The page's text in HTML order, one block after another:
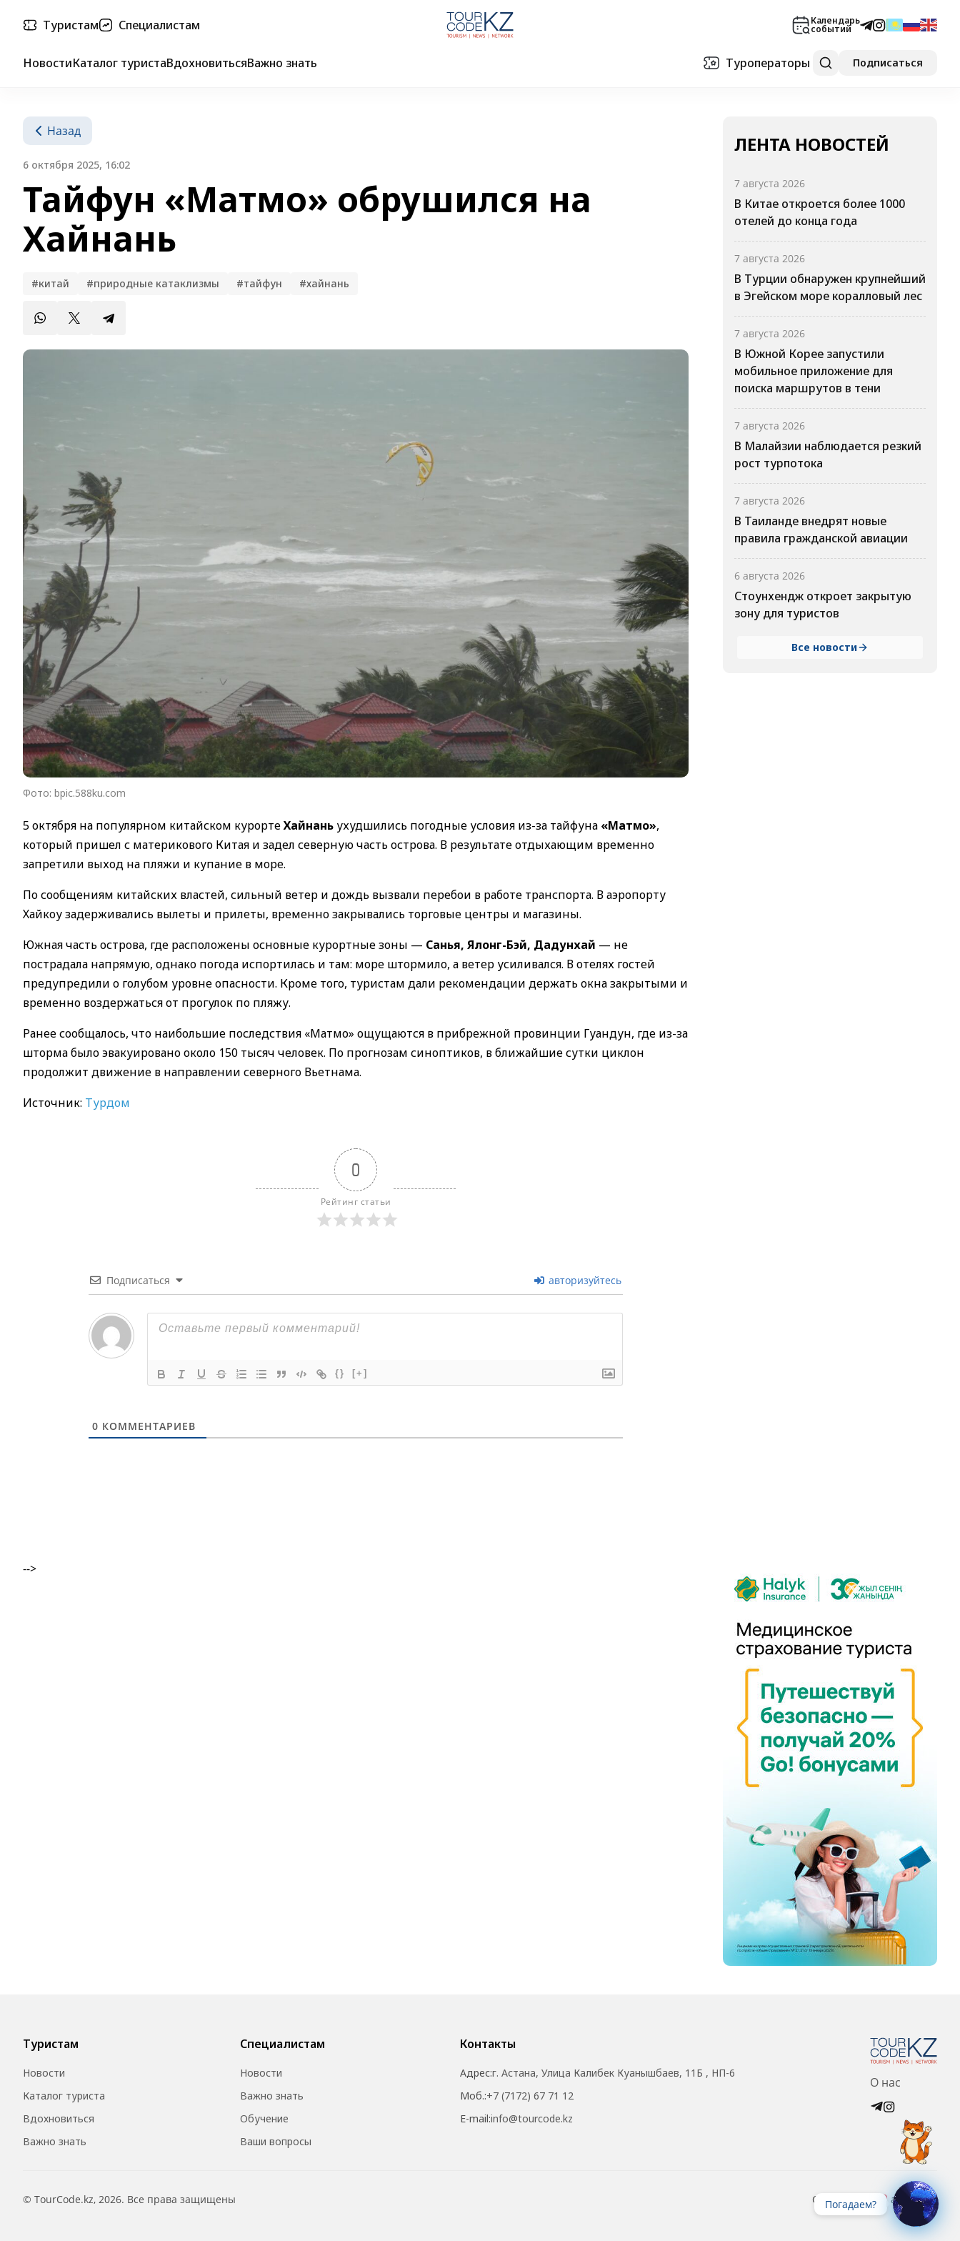
Туристам Специалистам Календарь
событий
НовостиКаталог туристаВдохновитьсяВажно знать Туроператоры Подписаться
Назад
6 октября 2025, 16:02
Тайфун «Матмо» обрушился на
Хайнань
#китай #природные катаклизмы #тайфун #хайнань
Фото: bpic.588ku.com
5 октября на популярном китайском курортеХайнань ухудшились погодные условия из-за тайфуна «Матмо»,
который пришел с материкового Китая и задел северную часть острова. В результате отдыхающим временно
запретили выход на пляжи и купание в море.
По сообщениям китайских властей, сильный ветер и дождь вызвали перебои в работе транспорта. В аэропорту
Хайкоу задерживались вылеты и прилеты, временно закрывались торговые центры и магазины.
Южная часть острова, где расположены основные курортные зоны — Санья, Ялонг-Бэй, Дадунхай — не
пострадала напрямую, однако погода испортилась и там: море штормило, а ветер усиливался. В отелях гостей
предупредили о голубом уровне опасности. Кроме того, туристам дали рекомендации держать окна закрытыми и
временно воздержаться от прогулок по пляжу.
Ранее сообщалось, что наибольшие последствия «Матмо» ощущаются в прибрежной провинции Гуандун, где из-за
шторма было эвакуировано около 150 тысяч человек. По прогнозам синоптиков, в ближайшие сутки циклон
продолжит движение в направлении северного Вьетнама.
Источник: Турдом
0
Рейтинг статьи
Подписаться авторизуйтесь
{} [+]
0 КОММЕНТАРИЕВ
ЛЕНТА НОВОСТЕЙ
7 августа 2026
В Китае откроется более 1000
отелей до конца года
7 августа 2026
В Турции обнаружен крупнейший
в Эгейском море коралловый лес
7 августа 2026
В Южной Корее запустили
мобильное приложение для
поиска маршрутов в тени
7 августа 2026
В Малайзии наблюдается резкий
рост турпотока
7 августа 2026
В Таиланде внедрят новые
правила гражданской авиации
6 августа 2026
Стоунхендж откроет закрытую
зону для туристов
Все новости
-->
Туристам
Новости
Каталог туриста
Вдохновиться
Важно знать
Специалистам
Новости
Важно знать
Обучение
Ваши вопросы
Контакты
Адрес:г. Астана, Улица Калибек Куанышбаев, 11Б , НП-6
Моб.:+7 (7172) 67 71 12
E-mail:info@tourcode.kz
О нас
© TourCode.kz, 2026. Все права защищены Created with at ZIZ Inc.
Погадаем?